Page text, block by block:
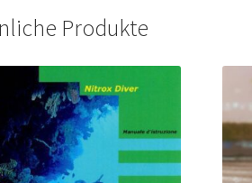
Produkte